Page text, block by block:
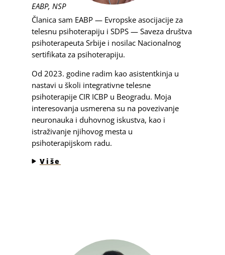
EABP, NSP
Članica sam EABP — Evropske asocijacije za
telesnu psihoterapiju i SDPS — Saveza društva
psihoterapeuta Srbije i nosilac Nacionalnog
sertifikata za psihoterapiju.
Od 2023. godine radim kao asistentkinja u
nastavi u školi integrativne telesne
psihoterapije CIR ICBP u Beogradu. Moja
interesovanja usmerena su na povezivanje
neuronauka i duhovnog iskustva, kao i
istraživanje njihovog mesta u
psihoterapijskom radu.
Više